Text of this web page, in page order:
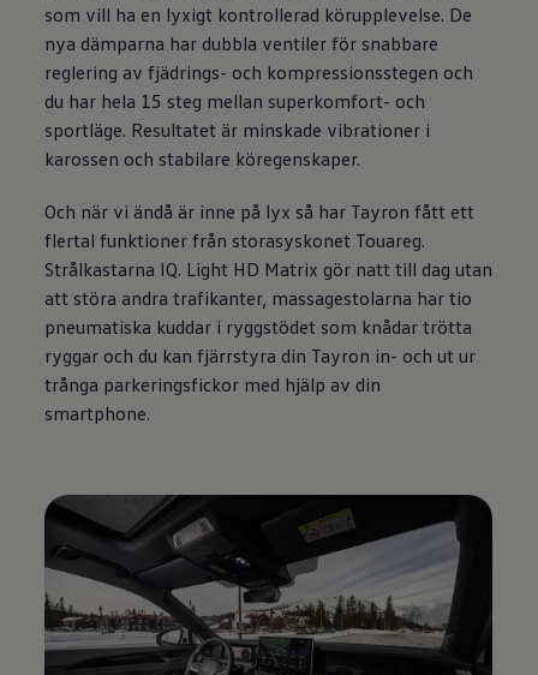
som vill ha en lyxigt kontrollerad körupplevelse. De
nya dämparna har dubbla ventiler för snabbare
reglering av fjädrings- och kompressionsstegen och
du har hela 15 steg mellan superkomfort- och
sportläge. Resultatet är minskade vibrationer i
karossen och stabilare köregenskaper.
Och när vi ändå är inne på lyx så har Tayron fått ett
flertal funktioner från storasyskonet Touareg.
Strålkastarna IQ. Light HD Matrix gör natt till dag utan
att störa andra trafikanter, massagestolarna har tio
pneumatiska kuddar i ryggstödet som knådar trötta
ryggar och du kan fjärrstyra din Tayron in- och ut ur
trånga parkeringsfickor med hjälp av din
smartphone.